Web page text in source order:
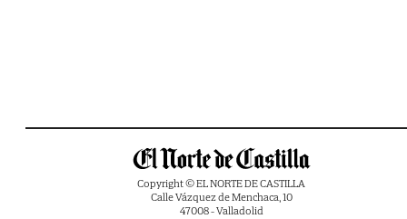
Copyright © EL NORTE DE CASTILLA
Calle Vázquez de Menchaca, 10
47008 - Valladolid